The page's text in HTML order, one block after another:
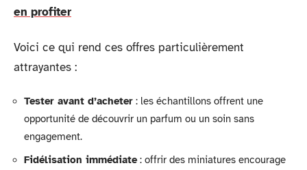
en profiter
Voici ce qui rend ces offres particulièrement
attrayantes :
Tester avant d’acheter : les échantillons offrent une
opportunité de découvrir un parfum ou un soin sans
engagement.
Fidélisation immédiate: offrir des miniatures encourage